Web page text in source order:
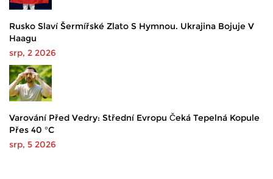
Rusko Slaví Šermířské Zlato S Hymnou. Ukrajina Bojuje V
Haagu
srp, 2 2026
Varování Před Vedry: Střední Evropu Čeká Tepelná Kopule
Přes 40 °C
srp, 5 2026